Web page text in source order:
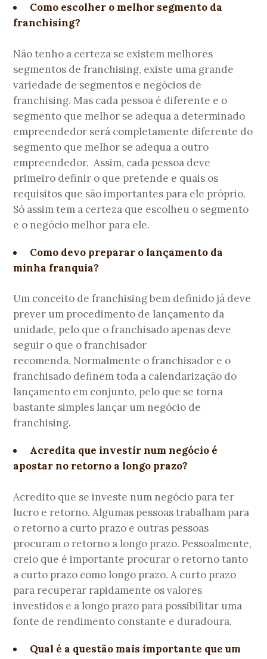
Como escolher o melhor segmento da
franchising?
Não tenho a certeza se existem melhores
segmentos de franchising, existe uma grande
variedade de segmentos e negócios de
franchising. Mas cada pessoa é diferente e o
segmento que melhor se adequa a determinado
empreendedor será completamente diferente do
segmento que melhor se adequa a outro
empreendedor. Assim, cada pessoa deve
primeiro definir o que pretende e quais os
requisitos que são importantes para ele próprio.
Só assim tem a certeza que escolheu o segmento
e o negócio melhor para ele.
Como devo preparar o lançamento da
minha franquia?
Um conceito de franchising bem definido já deve
prever um procedimento de lançamento da
unidade, pelo que o franchisado apenas deve
seguir o que o franchisador
recomenda. Normalmente o franchisador e o
franchisado definem toda a calendarização do
lançamento em conjunto, pelo que se torna
bastante simples lançar um negócio de
franchising.
Acredita que investir num negócio é
apostar no retorno a longo prazo?
Acredito que se investe num negócio para ter
lucro e retorno. Algumas pessoas trabalham para
o retorno a curto prazo e outras pessoas
procuram o retorno a longo prazo. Pessoalmente,
creio que é importante procurar o retorno tanto
a curto prazo como longo prazo. A curto prazo
para recuperar rapidamente os valores
investidos e a longo prazo para possibilitar uma
fonte de rendimento constante e duradoura.
Qual é a questão mais importante que um